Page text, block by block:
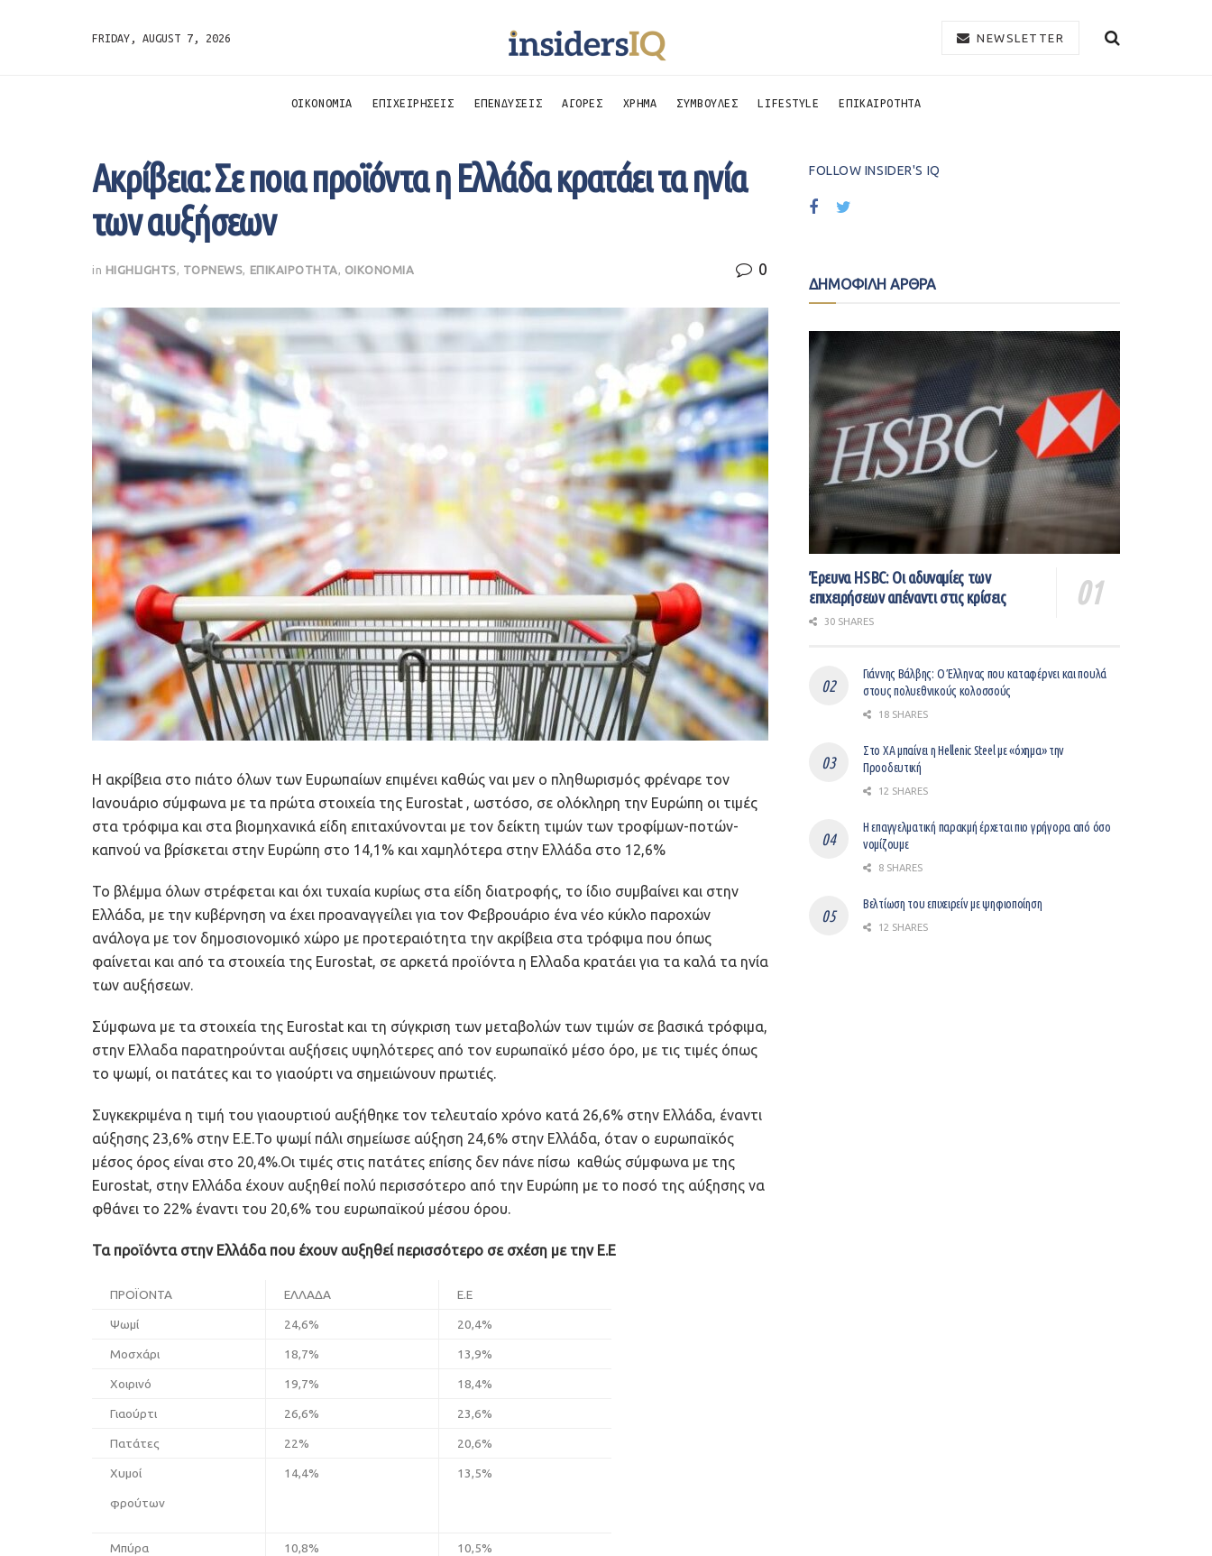
FRIDAY, AUGUST 7, 2026 NEWSLETTER
ΟΙΚΟΝΟΜΙΑ ΕΠΙΧΕΙΡΗΣΕΙΣ ΕΠΕΝΔΥΣΕΙΣ ΑΓΟΡΕΣ ΧΡΗΜΑ ΣΥΜΒΟΥΛΕΣ LIFESTYLE ΕΠΙΚΑΙΡΟΤΗΤΑ
Ακρίβεια: Σε ποια προϊόντα η Ελλάδα κρατάει τα ηνία
των αυξήσεων
in HIGHLIGHTS TOPNEWS ΕΠΙΚΑΙΡΟΤΗΤΑ ΟΙΚΟΝΟΜΙΑ 0
Η ακρίβεια στο πιάτο όλων των Ευρωπαίων επιμένει καθώς ναι μεν ο πληθωρισμός φρέναρε τον
Ιανουάριο σύμφωνα με τα πρώτα στοιχεία της Eurostat , ωστόσο, σε ολόκληρη την Ευρώπη οι τιμές
στα τρόφιμα και στα βιομηχανικά είδη επιταχύνονται με τον δείκτη τιμών των τροφίμων-ποτών-
καπνού να βρίσκεται στην Ευρώπη στο 14,1% και χαμηλότερα στην Ελλάδα στο 12,6%
Το βλέμμα όλων στρέφεται και όχι τυχαία κυρίως στα είδη διατροφής, το ίδιο συμβαίνει και στην
Ελλάδα, με την κυβέρνηση να έχει προαναγγείλει για τον Φεβρουάριο ένα νέο κύκλο παροχών
ανάλογα με τον δημοσιονομικό χώρο με προτεραιότητα την ακρίβεια στα τρόφιμα που όπως
φαίνεται και από τα στοιχεία της Eurostat, σε αρκετά προϊόντα η Ελλαδα κρατάει για τα καλά τα ηνία
των αυξήσεων.
Σύμφωνα με τα στοιχεία της Eurostat και τη σύγκριση των μεταβολών των τιμών σε βασικά τρόφιμα,
στην Ελλαδα παρατηρούνται αυξήσεις υψηλότερες από τον ευρωπαϊκό μέσο όρο, με τις τιμές όπως
το ψωμί, οι πατάτες και το γιαούρτι να σημειώνουν πρωτιές.
Συγκεκριμένα η τιμή του γιαουρτιού αυξήθηκε τον τελευταίο χρόνο κατά 26,6% στην Ελλάδα, έναντι
αύξησης 23,6% στην Ε.Ε.Το ψωμί πάλι σημείωσε αύξηση 24,6% στην Ελλάδα, όταν ο ευρωπαϊκός
μέσος όρος είναι στο 20,4%.Οι τιμές στις πατάτες επίσης δεν πάνε πίσω καθώς σύμφωνα με της
Eurostat, στην Ελλάδα έχουν αυξηθεί πολύ περισσότερο από την Ευρώπη με το ποσό της αύξησης να
φθάνει το 22% έναντι του 20,6% του ευρωπαϊκού μέσου όρου.
Τα προϊόντα στην Ελλάδα που έχουν αυξηθεί περισσότερο σε σχέση με την Ε.Ε
ΠΡΟΪΟΝΤΑ ΕΛΛΑΔΑ Ε.Ε
Ψωμί 24,6% 20,4%
Μοσχάρι 18,7% 13,9%
Χοιρινό 19,7% 18,4%
Γιαούρτι 26,6% 23,6%
Πατάτες 22% 20,6%
Χυμοί
φρούτων
14,4% 13,5%
Μπύρα 10,8% 10,5%
FOLLOW INSIDER'S IQ
ΔΗΜΟΦΙΛΗ ΑΡΘΡΑ
Έρευνα HSBC: Οι αδυναμίες των
επιχειρήσεων απέναντι στις κρίσεις
30 SHARES
Γιάννης Βάλβης: O Έλληνας που καταφέρνει και πουλά
στους πολυεθνικούς κολοσσούς
18 SHARES
Στο ΧΑ μπαίνει η Hellenic Steel με «όχημα» την
Προοδευτική
12 SHARES
Η επαγγελματική παρακμή έρχεται πιο γρήγορα από όσο
νομίζουμε
8 SHARES
Βελτίωση του επιχειρείν με ψηφιοποίηση
12 SHARES